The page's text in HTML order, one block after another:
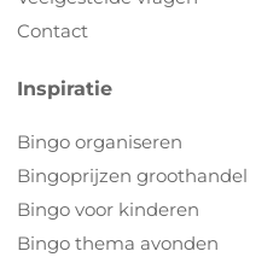
Contact
Inspiratie
Bingo organiseren
Bingoprijzen groothandel
Bingo voor kinderen
Bingo thema avonden